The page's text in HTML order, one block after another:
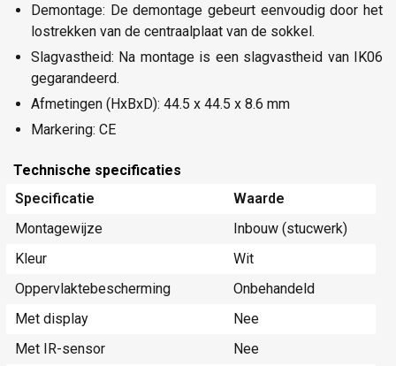
Demontage: De demontage gebeurt eenvoudig door het
lostrekken van de centraalplaat van de sokkel.
Slagvastheid: Na montage is een slagvastheid van IK06
gegarandeerd.
Afmetingen (HxBxD): 44.5 x 44.5 x 8.6 mm
Markering: CE
Technische specificaties
Specificatie
Waarde
Montagewijze
Inbouw (stucwerk)
Kleur
Wit
Oppervlaktebescherming
Onbehandeld
Met display
Nee
Met IR-sensor
Nee